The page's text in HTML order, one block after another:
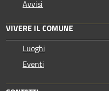
Avvisi
VIVERE IL COMUNE
Luoghi
Eventi